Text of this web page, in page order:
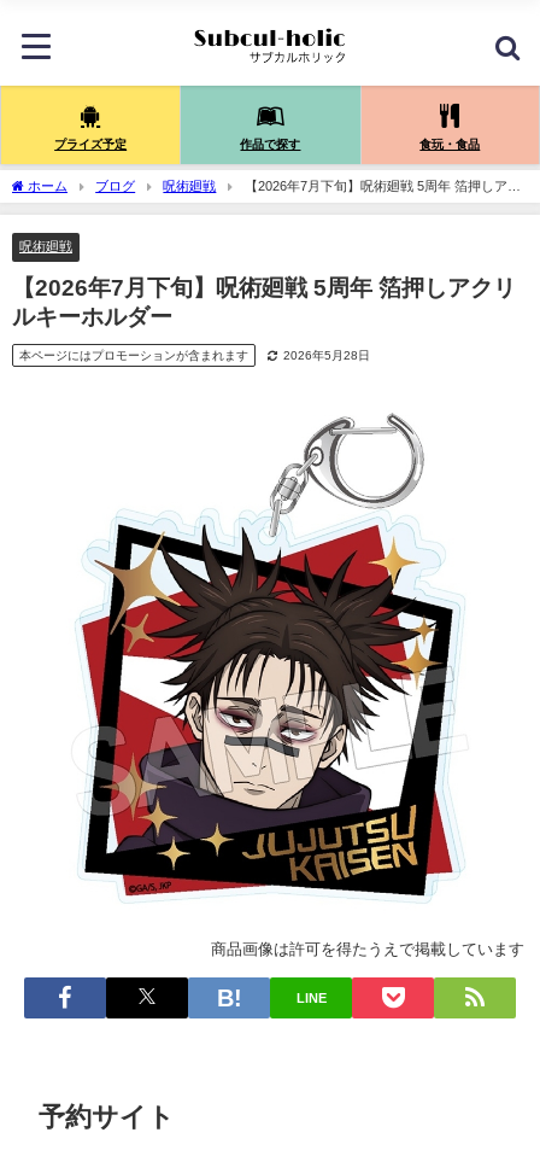
プライズ予定 作品で探す 食玩・食品
ホーム ブログ 呪術廻戦
【2026年7月下旬】呪術廻戦 5周年 箔押しアク
リルキーホルダー
呪術廻戦
【2026年7月下旬】呪術廻戦 5周年 箔押しアクリ
ルキーホルダー
本ページにはプロモーションが含まれます 2026年5月28日
商品画像は許可を得たうえで掲載しています
LINE
予約サイト